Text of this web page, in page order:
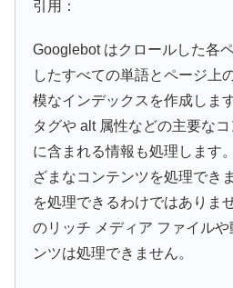
引用：
Googlebot はクロールした各
したすべての単語とページ上
模なインデックスを作成しま
タグや alt 属性などの主要な
に含まれる情報も処理します
ざまなコンテンツを処理でき
を処理できるわけではありま
のリッチ メディア ファイル
ンツは処理できません。